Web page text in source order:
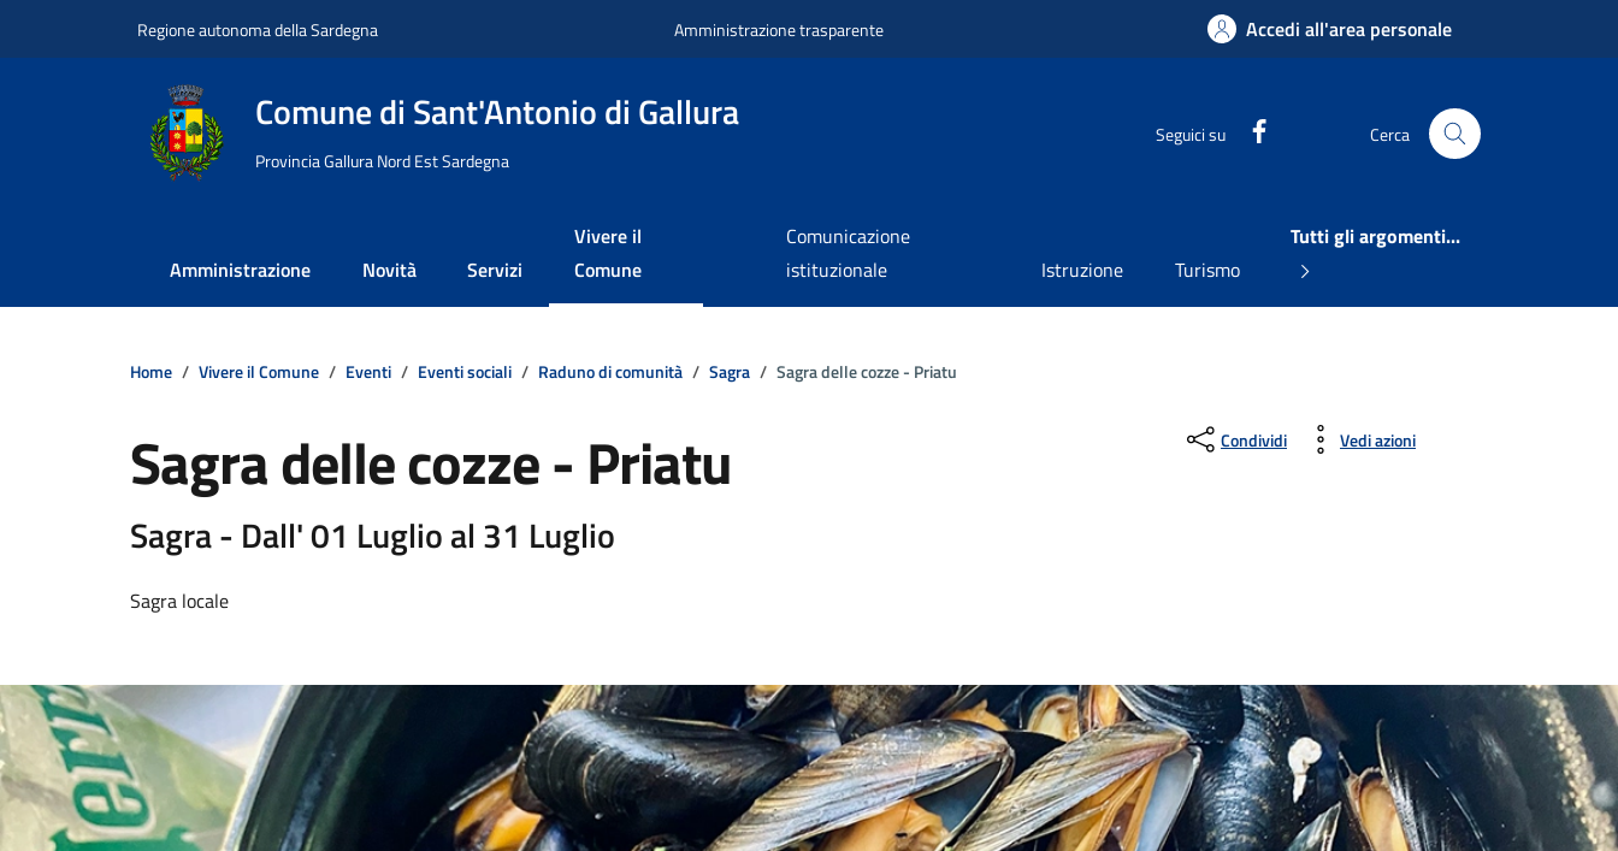
Regione autonoma della Sardegna Amministrazione trasparente Accedi all'area personale
Comune di Sant'Antonio di Gallura
Provincia Gallura Nord Est Sardegna
Seguici su Cerca
Amministrazione Novità Servizi
Vivere il
Comune
Comunicazione
istituzionale
Istruzione Turismo
Tutti gli argomenti...
Home Vivere il Comune Eventi Eventi sociali Raduno di comunità Sagra Sagra delle cozze - Priatu
Sagra delle cozze - Priatu
Sagra - Dall' 01 Luglio al 31 Luglio
Sagra locale
Condividi Vedi azioni